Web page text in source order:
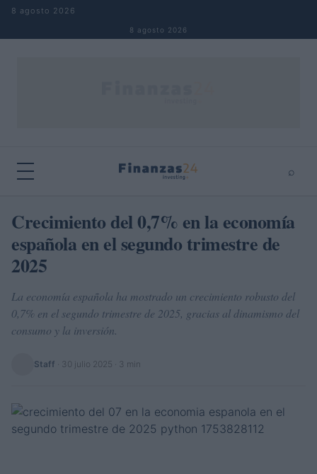
Saltar al contenido
8 agosto 2026
8 agosto 2026
⌕
Buscar ⌕ ×
Crecimiento del 0,7% en la economía
española en el segundo trimestre de
2025
La economía española ha mostrado un crecimiento robusto del
0,7% en el segundo trimestre de 2025, gracias al dinamismo del
consumo y la inversión.
Staff 30 julio 2025 · 3 min